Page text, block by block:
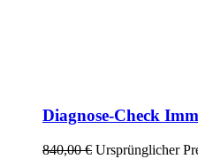
Diagnose-Check
840,00€ Ursprünglicher